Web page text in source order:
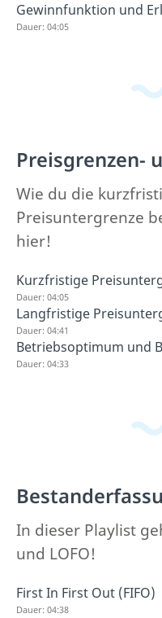
Gewinnfunktion und
Dauer: 04:05
Preisgrenzen-
Wie du die
Preisuntergrenze
hier!
Kurzfristige
Dauer: 04:05
Langfristige
Dauer: 04:41
Betriebsoptimum und
Dauer: 04:33
In dieser Playlist
und LOFO!
First In First Out (FIFO)
Dauer: 04:38